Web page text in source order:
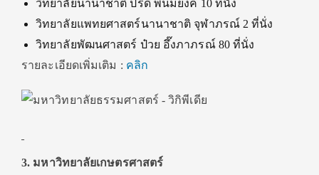
วิทยาลัยนานาชาติ ปรีดี พนมยงค์ 10 ที่นั่ง
วิทยาลัยแพทยศาสตร์นานาชาติ จุฬาภรณ์ 2 ที่นั่ง
วิทยาลัยพัฒนศาสตร์ ป๋วย อึ๊งภาภรณ์ 80 ที่นั่ง
รายละเอียดเพิ่มเติม : คลิก
3. มหาวิทยาลัยเกษตรศาสตร์